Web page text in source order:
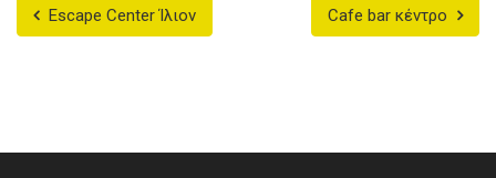
Escape Center Ίλιον Cafe bar κέντρο